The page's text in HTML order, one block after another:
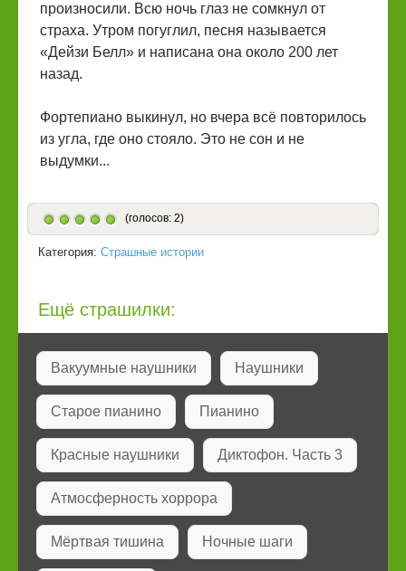
произносили. Всю ночь глаз не сомкнул от
страха. Утром погуглил, песня называется
«Дейзи Белл» и написана она около 200 лет
назад.
Фортепиано выкинул, но вчера всё повторилось
из угла, где оно стояло. Это не сон и не
выдумки...
(голосов: 2)
Категория: Страшные истории
Ещё страшилки:
Вакуумные наушники Наушники
Старое пианино Пианино
Красные наушники Диктофон. Часть 3
Атмосферность хоррора
Мёртвая тишина Ночные шаги